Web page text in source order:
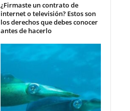
¿Firmaste un contrato de
internet o televisión? Estos son
los derechos que debes conocer
antes de hacerlo